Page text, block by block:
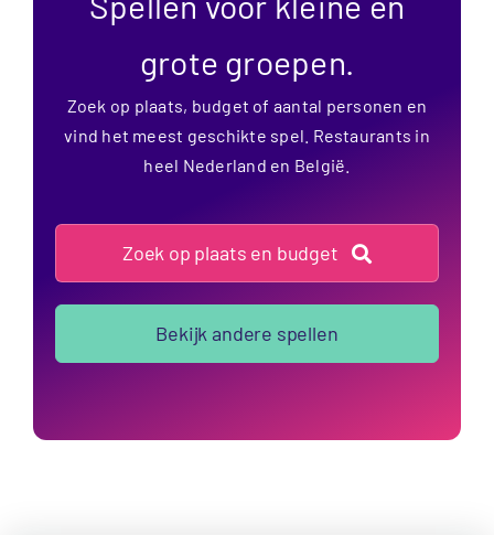
grote groepen.
Zoek op plaats, budget of aantal personen en
vind het meest geschikte spel. Restaurants in
heel Nederland en België.
Zoek op plaats en budget
Bekijk andere spellen